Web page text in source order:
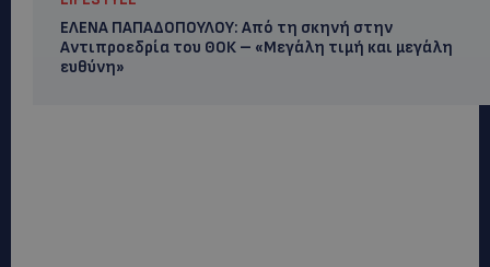
ΕΛΕΝΑ ΠΑΠΑΔΟΠΟΥΛΟΥ: Από τη σκηνή στην
Αντιπροεδρία του ΘΟΚ – «Μεγάλη τιμή και μεγάλη
ευθύνη»